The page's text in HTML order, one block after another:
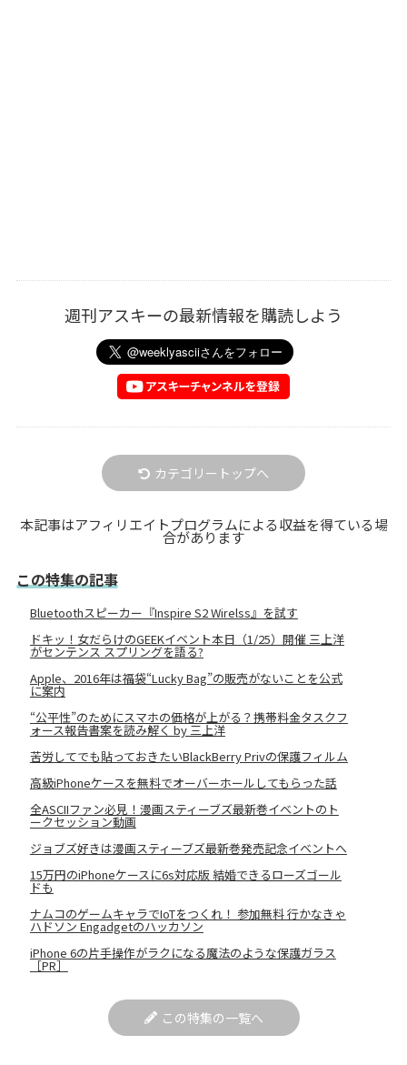
週刊アスキーの最新情報を購読しよう
カテゴリートップへ
本記事はアフィリエイトプログラムによる収益を得ている場
合があります
この特集の記事
Bluetoothスピーカー『Inspire S2 Wirelss』を試す
ドキッ！女だらけのGEEKイベント本日（1/25）開催 三上洋
がセンテンス スプリングを語る?
Apple、2016年は福袋“Lucky Bag”の販売がないことを公式
に案内
“公平性”のためにスマホの価格が上がる？携帯料金タスクフ
ォース報告書案を読み解く by 三上洋
苦労してでも貼っておきたいBlackBerry Privの保護フィルム
高級iPhoneケースを無料でオーバーホールしてもらった話
全ASCIIファン必見！漫画スティーブズ最新巻イベントのト
ークセッション動画
ジョブズ好きは漫画スティーブズ最新巻発売記念イベントへ
15万円のiPhoneケースに6s対応版 結婚できるローズゴール
ドも
ナムコのゲームキャラでIoTをつくれ！ 参加無料 行かなきゃ
ハドソン Engadgetのハッカソン
iPhone 6の片手操作がラクになる魔法のような保護ガラス
［PR］
この特集の一覧へ